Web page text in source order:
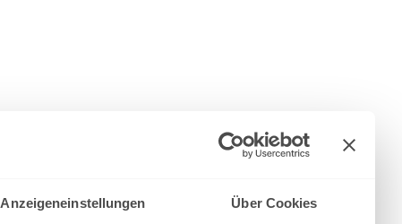
Anzeigeneinstellungen Über Cookies